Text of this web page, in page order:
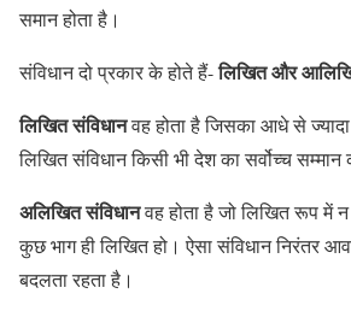
समान होता है।
संविधान दो प्रकार के होते हैं-लिखित और
लिखित संविधानवह होता है जिसका आधे से
लिखित संविधान किसी भी देश का सर्वोच्च सम्मान
अलिखित संविधानवह होता है जो लिखित रूप में
कुछ भाग ही लिखित हो। ऐसा संविधान निरंतर
बदलता रहता है।